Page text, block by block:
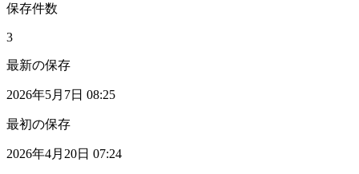
保存件数
3
最新の保存
2026年5月7日 08:25
最初の保存
2026年4月20日 07:24